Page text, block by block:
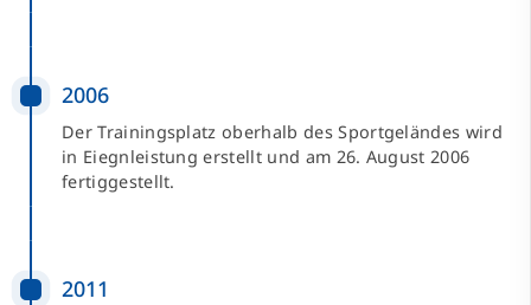
2006
Der Trainingsplatz oberhalb des Sportgeländes wird
in Eiegnleistung erstellt und am 26. August 2006
fertiggestellt.
2011